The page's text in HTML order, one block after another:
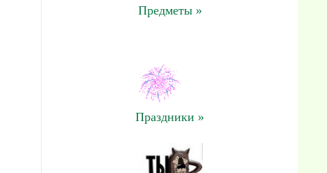
Предметы »
Праздники »